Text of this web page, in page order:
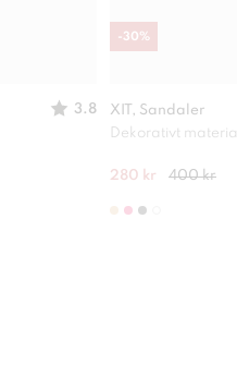
3.8
XIT, Sandaler
Dekorativt material
280 kr 400 kr
-30%